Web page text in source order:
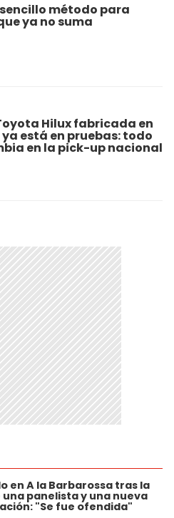
método para
ya no suma
Hilux fabricada en
está en pruebas: todo
en la pick-up nacional
en A la Barbarossa tras la
una panelista y una nueva
"Se fue ofendida"